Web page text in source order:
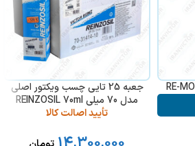
جعبه 25 تایی چسب ویکتور اصلی
مدل 70 میلی REINZOSIL 70ml
تأیید اصالت کالا